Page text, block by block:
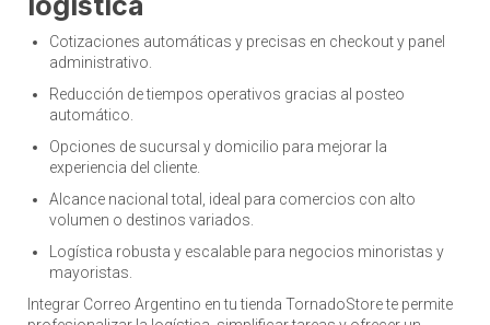
Cotizaciones automáticas y precisas en checkout y panel
administrativo.
Reducción de tiempos operativos gracias al posteo
automático.
Opciones de sucursal y domicilio para mejorar la
experiencia del cliente.
Alcance nacional total, ideal para comercios con alto
volumen o destinos variados.
Logística robusta y escalable para negocios minoristas y
mayoristas.
Integrar Correo Argentino en tu tienda TornadoStore te permite